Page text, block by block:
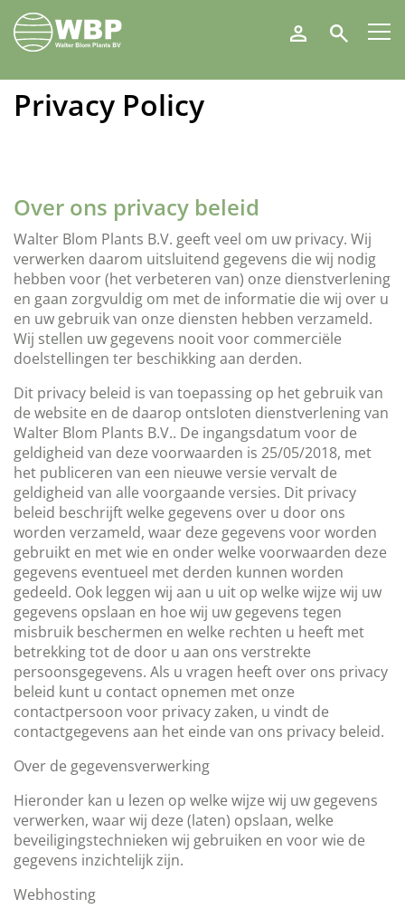
Walter
Blom
Plants
B.V.
Search
Privacy Policy
Over ons privacy beleid
Walter Blom Plants B.V. geeft veel om uw privacy. Wij
verwerken daarom uitsluitend gegevens die wij nodig
hebben voor (het verbeteren van) onze dienstverlening
en gaan zorgvuldig om met de informatie die wij over u
en uw gebruik van onze diensten hebben verzameld.
Wij stellen uw gegevens nooit voor commerciële
doelstellingen ter beschikking aan derden.
Dit privacy beleid is van toepassing op het gebruik van
de website en de daarop ontsloten dienstverlening van
Walter Blom Plants B.V.. De ingangsdatum voor de
geldigheid van deze voorwaarden is 25/05/2018, met
het publiceren van een nieuwe versie vervalt de
geldigheid van alle voorgaande versies. Dit privacy
beleid beschrijft welke gegevens over u door ons
worden verzameld, waar deze gegevens voor worden
gebruikt en met wie en onder welke voorwaarden deze
gegevens eventueel met derden kunnen worden
gedeeld. Ook leggen wij aan u uit op welke wijze wij uw
gegevens opslaan en hoe wij uw gegevens tegen
misbruik beschermen en welke rechten u heeft met
betrekking tot de door u aan ons verstrekte
persoonsgegevens. Als u vragen heeft over ons privacy
beleid kunt u contact opnemen met onze
contactpersoon voor privacy zaken, u vindt de
contactgegevens aan het einde van ons privacy beleid.
Over de gegevensverwerking
Hieronder kan u lezen op welke wijze wij uw gegevens
verwerken, waar wij deze (laten) opslaan, welke
beveiligingstechnieken wij gebruiken en voor wie de
gegevens inzichtelijk zijn.
Webhosting